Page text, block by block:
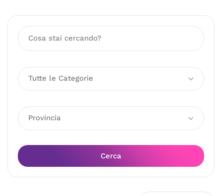
Tutte le Categorie
Provincia
Cerca